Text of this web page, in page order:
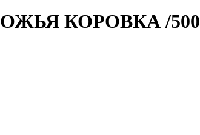
КОРОВКА /500